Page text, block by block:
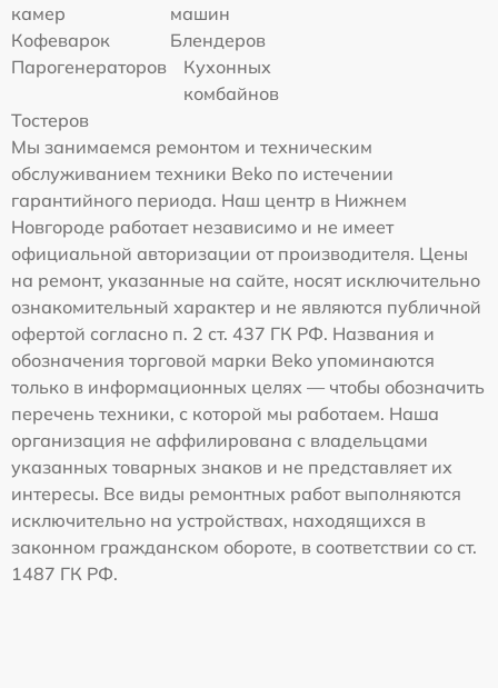
камер
машин
Кофеварок
Блендеров
Парогенераторов
Кухонных
комбайнов
Тостеров
Мы занимаемся ремонтом и техническим
обслуживанием техники Beko по истечении
гарантийного периода. Наш центр в Нижнем
Новгороде работает независимо и не имеет
официальной авторизации от производителя. Цены
на ремонт, указанные на сайте, носят исключительно
ознакомительный характер и не являются публичной
офертой согласно п. 2 ст. 437 ГК РФ. Названия и
обозначения торговой марки Beko упоминаются
только в информационных целях — чтобы обозначить
перечень техники, с которой мы работаем. Наша
организация не аффилирована с владельцами
указанных товарных знаков и не представляет их
интересы. Все виды ремонтных работ выполняются
исключительно на устройствах, находящихся в
законном гражданском обороте, в соответствии со ст.
1487 ГК РФ.